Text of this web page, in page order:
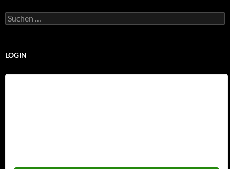
Suchen
nach:
LOGIN